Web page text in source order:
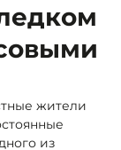
жители
из